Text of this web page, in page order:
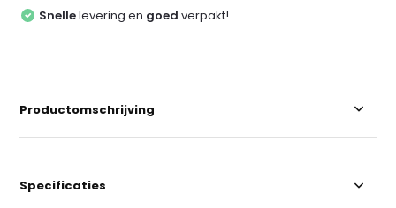
Snellelevering en goed verpakt!
Productomschrijving
Specificaties